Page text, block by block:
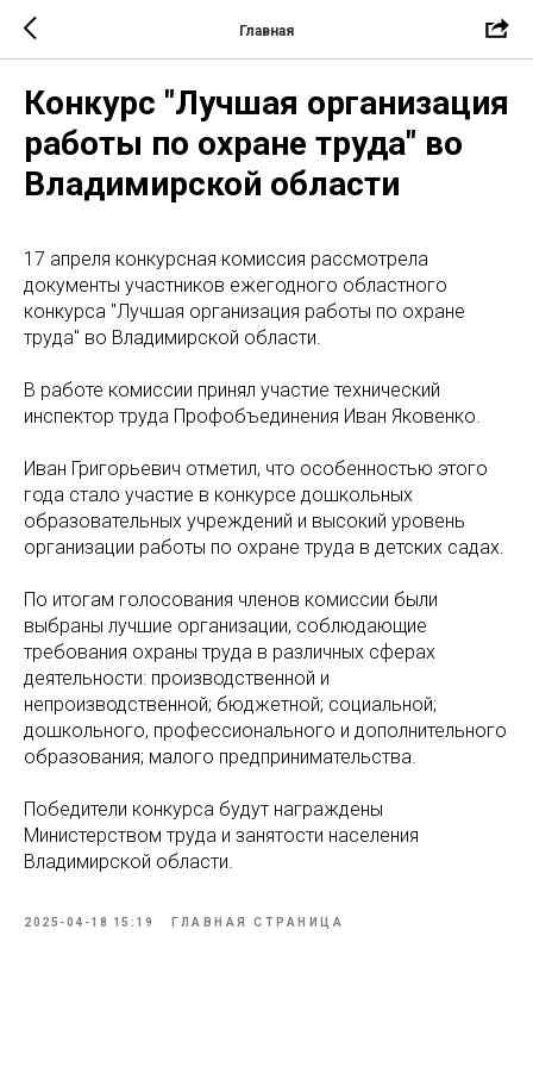
Главная
Конкурс "Лучшая организация
работы по охране труда" во
Владимирской области
17 апреля конкурсная комиссия рассмотрела
документы участников ежегодного областного
конкурса "Лучшая организация работы по охране
труда" во Владимирской области.
В работе комиссии принял участие технический
инспектор труда Профобъединения Иван Яковенко.
Иван Григорьевич отметил, что особенностью этого
года стало участие в конкурсе дошкольных
образовательных учреждений и высокий уровень
организации работы по охране труда в детских садах.
По итогам голосования членов комиссии были
выбраны лучшие организации, соблюдающие
требования охраны труда в различных сферах
деятельности: производственной и
непроизводственной; бюджетной; социальной;
дошкольного, профессионального и дополнительного
образования; малого предпринимательства.
Победители конкурса будут награждены
Министерством труда и занятости населения
Владимирской области.
2025-04-18 15:19 ГЛАВНАЯ СТРАНИЦА